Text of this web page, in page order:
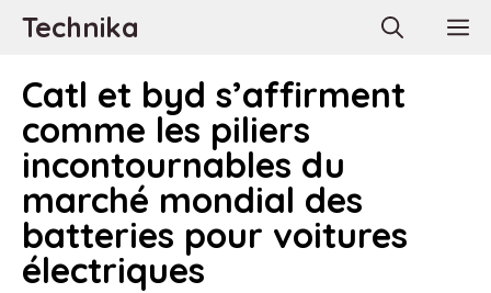
AllerTechnika
Catl et byd s’affirment
comme les piliers
incontournables du
marché mondial des
batteries pour voitures
électriques